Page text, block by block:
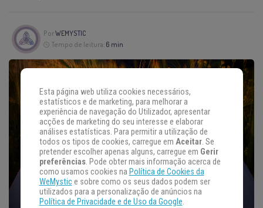
PorWEMYSTIC
Tempo de leitura: 6 min
Esta página web utiliza cookies necessários,
estatísticos e de marketing, para melhorar a
experiência de navegação do Utilizador, apresentar
acções de marketing do seu interesse e elaborar
análises estatísticas. Para permitir a utilização de
todos os tipos de cookies, carregue em Aceitar. Se
pretender escolher apenas alguns, carregue em Gerir
preferências. Pode obter mais informação acerca de
como usamos cookies na Política de Cookies da
WeMystice sobre como os seus dados podem ser
utilizados para a personalização de anúncios na
Política de Privacidade e de Uso da Google.